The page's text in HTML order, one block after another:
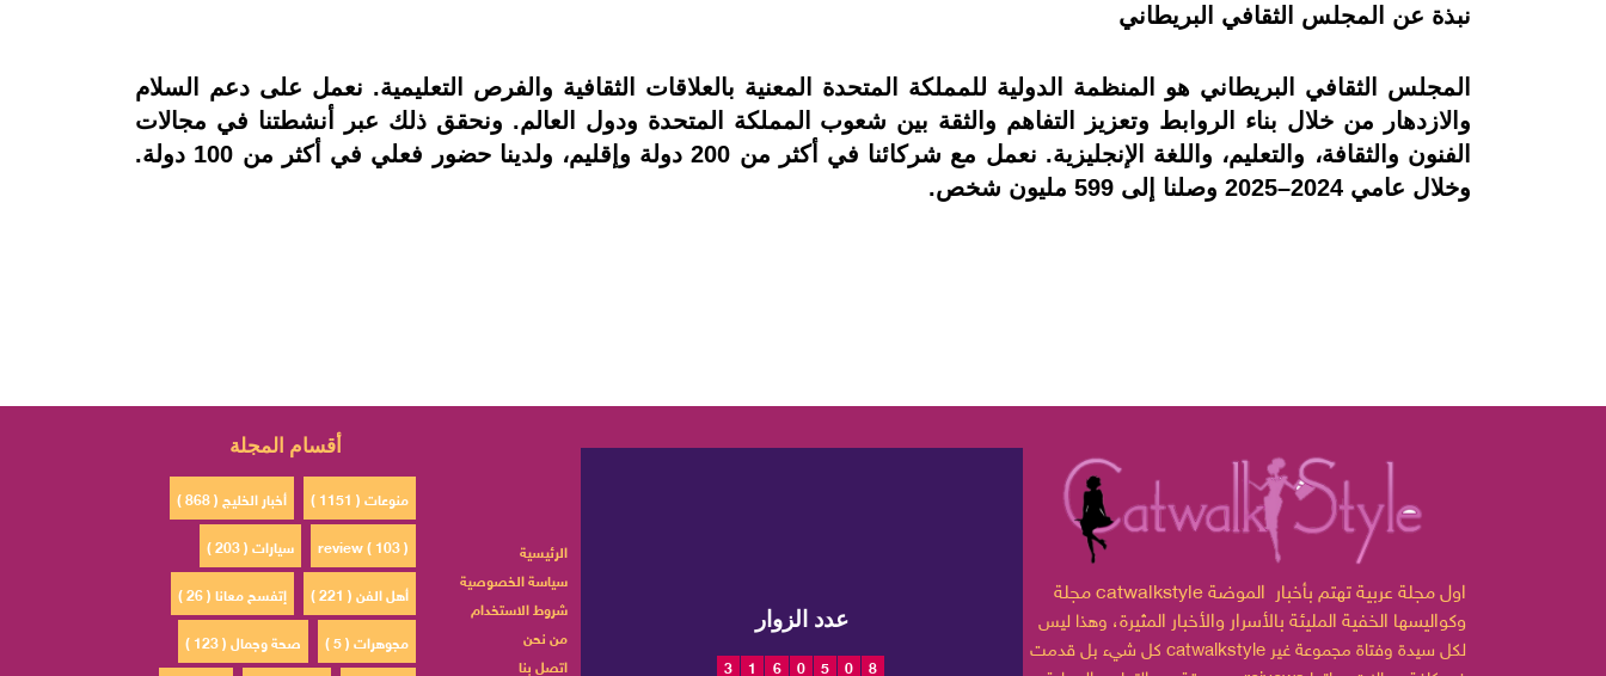
نبذة عن المجلس الثقافي البريطاني
المجلس الثقافي البريطاني هو المنظمة الدولية للمملكة المتحدة المعنية بالعلاقات الثقافية والفرص التعليمية. نعمل على دعم السلام
والازدهار من خلال بناء الروابط وتعزيز التفاهم والثقة بين شعوب المملكة المتحدة ودول العالم. ونحقق ذلك عبر أنشطتنا في مجالات
الفنون والثقافة، والتعليم، واللغة الإنجليزية. نعمل مع شركائنا في أكثر من 200 دولة وإقليم، ولدينا حضور فعلي في أكثر من 100 دولة.
وخلال عامي 2024–2025 وصلنا إلى 599 مليون شخص.
أقسام المجلة
أخبار الخليج ( 868 )
منوعات ( 1151 )
سيارات ( 203 )
review ( 103 )
إتفسح معانا ( 26 )
أهل الفن ( 221 )
صحة وجمال ( 123 )
مجوهرات ( 5 )
الرئيسية
سياسة الخصوصية
شروط الاستخدام
من نحن
اتصل بنا
عدد الزوار
3 1 6 0 5 0 8
مجلة catwalkstyle اول مجلة عربية تهتم بأخبار الموضة
وكواليسها الخفية المليئة بالأسرار والأخبار المثيرة، وهذا ليس
catwalkstyleلكل سيدة وفتاة مجموعة غير